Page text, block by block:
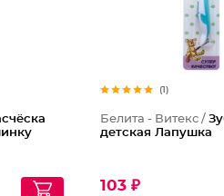
(1)
Белита - Витекс /
детская Лапушка
103 ₽